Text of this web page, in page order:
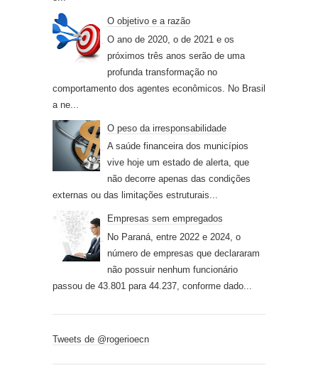
O objetivo e a razão
O ano de 2020, o de 2021 e os
próximos três anos serão de uma
profunda transformação no
comportamento dos agentes econômicos. No Brasil
a ne...
O peso da irresponsabilidade
A saúde financeira dos municípios
vive hoje um estado de alerta, que
não decorre apenas das condições
externas ou das limitações estruturais...
Empresas sem empregados
No Paraná, entre 2022 e 2024, o
número de empresas que declararam
não possuir nenhum funcionário
passou de 43.801 para 44.237, conforme dado...
Tweets de @rogerioecn